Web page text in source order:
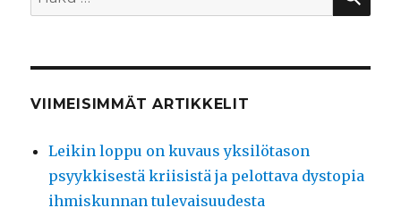
VIIMEISIMMÄT ARTIKKELIT
Leikin loppu on kuvaus yksilötason
psyykkisestä kriisistä ja pelottava dystopia
ihmiskunnan tulevaisuudesta